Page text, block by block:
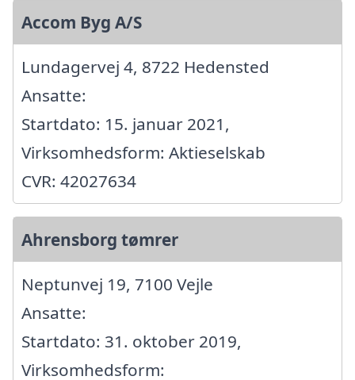
Accom Byg A/S
Lundagervej 4, 8722 Hedensted
Ansatte:
Startdato: 15. januar 2021,
Virksomhedsform: Aktieselskab
CVR: 42027634
Ahrensborg tømrer
Neptunvej 19, 7100 Vejle
Ansatte:
Startdato: 31. oktober 2019,
Virksomhedsform: